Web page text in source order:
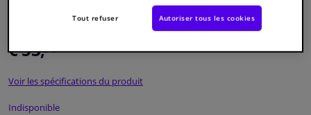
Atelier & outils
Numéro de fabrication: 100 399 0200
4040074158593
€ 53,54 TTC
Voir les spécifications du produit
Indisponible
Tout refuser Autoriser tous les cookies